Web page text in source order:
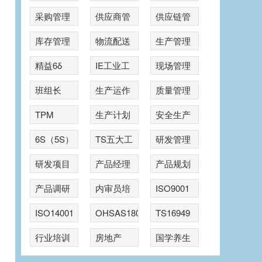
采购管理
供应商管
理
供应链管
理
库存管理 物流配送
生产管理
精益6δ
IE工业工
程
现场管理
班组长
生产运作
质量管理
TPM
生产计划
安全生产
6S（5S）
TS五大工
具
研发管理
研发项目
管理
产品经理
产品规划
产品调研
内审员培
训
ISO9001
ISO14001
OHSAS18001
TS16949
行业培训
房地产 国学养生